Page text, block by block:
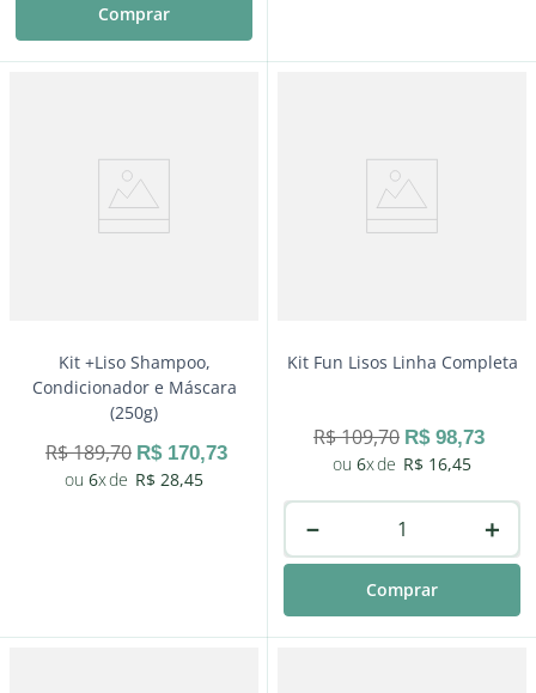
Comprar
Comprar
Kit +Liso Shampoo,
Condicionador e Máscara
(250g)
R$189,70 R$ 170,73
6
R$ 28,45
Kit Fun Lisos Linha Completa
R$109,70 R$ 98,73
6
R$ 16,45
＋
－
Comprar